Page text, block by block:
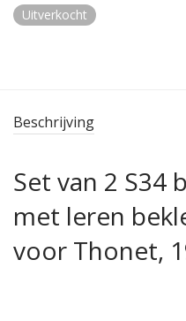
Uitverkocht
Beschrijving
Set van 2 S34
met leren
voor Thonet,